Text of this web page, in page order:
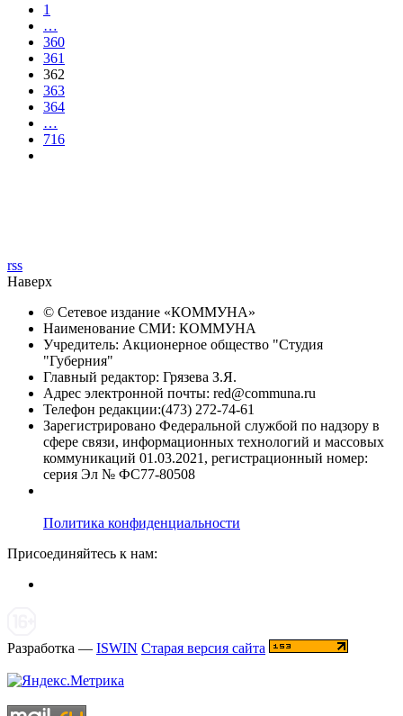
1
…
360
361
362
363
364
…
716
rss
Наверх
© Сетевое издание «КОММУНА»
Наименование СМИ: КОММУНА
Учредитель: Акционерное общество "Студия
"Губерния"
Главный редактор: Грязева З.Я.
Адрес электронной почты: red@communa.ru
Телефон редакции:(473) 272-74-61
Зарегистрировано Федеральной службой по надзору в
сфере связи, информационных технологий и массовых
коммуникаций 01.03.2021, регистрационный номер:
серия Эл № ФС77-80508
Политика конфиденциальности
Присоединяйтесь к нам:
Разработка — ISWIN Старая версия сайта